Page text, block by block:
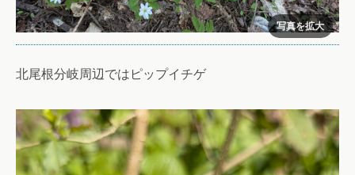
北尾根分岐周辺ではピップイチゲ